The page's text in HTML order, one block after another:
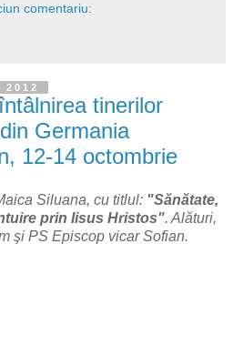
comentariu:
tinerilor
Germania
12-14 octombrie
Siluana, cu titlul:"Sănătate,
prin Iisus Hristos". Alături,
şi PS Episcop vicar Sofian.